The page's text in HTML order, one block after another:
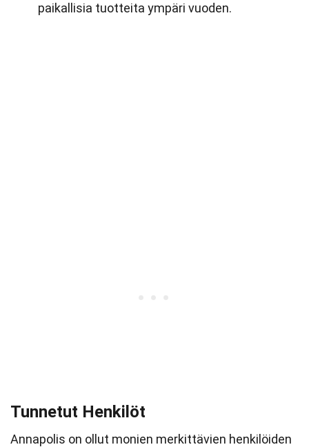
paikallisia tuotteita ympäri vuoden.
Tunnetut Henkilöt
Annapolis on ollut monien merkittävien henkilöiden